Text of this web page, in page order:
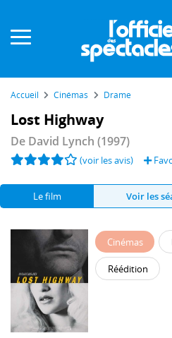
Accueil Cinémas Drame
Lost Highway
De David Lynch (1997)
(voir les avis)
Le film Voir les
Cinémas
Réédition